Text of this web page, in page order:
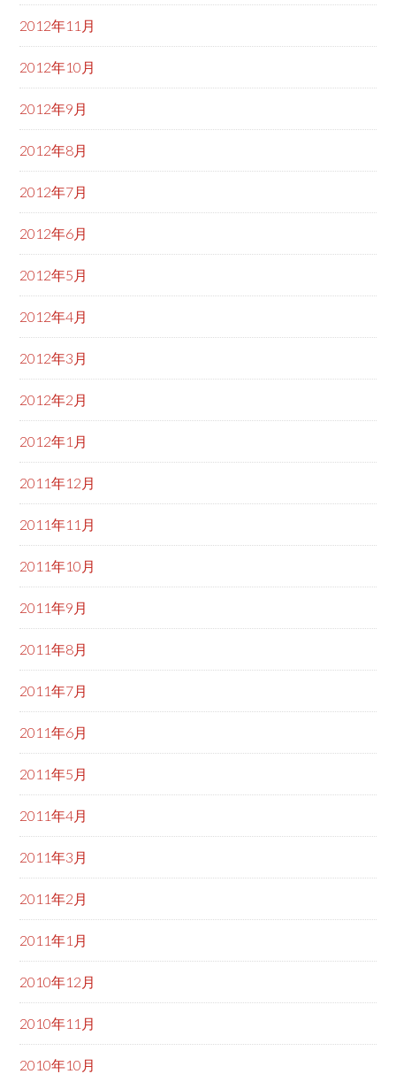
2012年11月
2012年10月
2012年9月
2012年8月
2012年7月
2012年6月
2012年5月
2012年4月
2012年3月
2012年2月
2012年1月
2011年12月
2011年11月
2011年10月
2011年9月
2011年8月
2011年7月
2011年6月
2011年5月
2011年4月
2011年3月
2011年2月
2011年1月
2010年12月
2010年11月
2010年10月